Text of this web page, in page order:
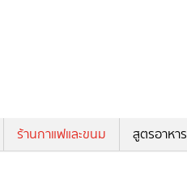
ร้านกาแฟและขนม สูตรอาหาร